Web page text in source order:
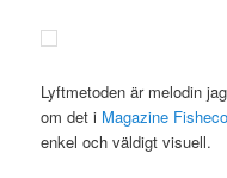
Lyftmetoden är melodin
om det i Magazine
enkel och väldigt visuell.